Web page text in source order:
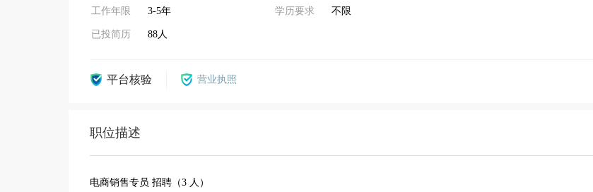
工作年限 3-5年
已投简历 88人
学历要求 不限
平台核验 营业执照
职位描述
电商销售专员 招聘（3 人）